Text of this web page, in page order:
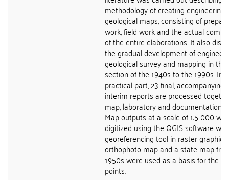
methodology of creating engineering
geological maps, consisting of
work, field work and the actual
of the entire elaborations. It also
the gradual development of
geological survey and mapping in the
section of the 1940s to the 1990s. In
practical part, 23 final, accompanying
interim reports are processed
map, laboratory and documentation
Map outputs at a scale of 1:5 000
digitized using the QGIS software
georeferencing tool in raster
orthophoto map and a state map
1950s were used as a basis for the
points.